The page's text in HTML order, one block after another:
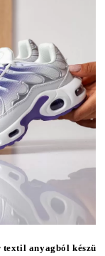
anyagból készült